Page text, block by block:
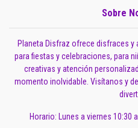
Sobre
Planeta Disfraz ofrece disfraces
para fiestas y celebraciones, para
creativas y atención
momento inolvidable. Visítanos y
Horario: Lunes a viernes 10:30